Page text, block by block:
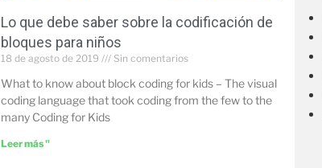
Lo que debe saber sobre la codificación de
bloques para niños
18 de agosto de 2019 Sin comentarios
What to know about block coding for kids – The visual
coding language that took coding from the few to the
many Coding for Kids
Leer más "